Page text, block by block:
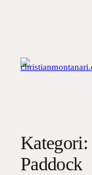
Kategori:
Paddock